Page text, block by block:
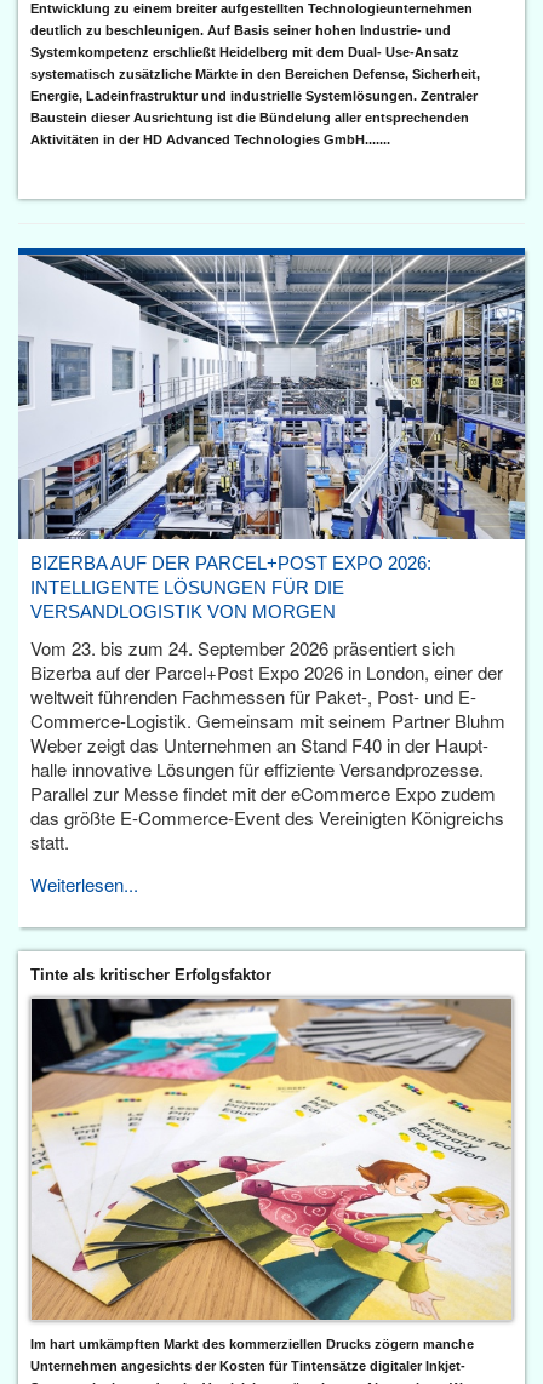
Entwicklung zu einem breiter aufgestellten Technologieunternehmen
deutlich zu beschleunigen. Auf Basis seiner hohen Industrie- und
Systemkompetenz erschließt Heidelberg mit dem Dual- Use-Ansatz
systematisch zusätzliche Märkte in den Bereichen Defense, Sicherheit,
Energie, Ladeinfrastruktur und industrielle Systemlösungen. Zentraler
Baustein dieser Ausrichtung ist die Bündelung aller entsprechenden
Aktivitäten in der HD Advanced Technologies GmbH.......
BIZERBA AUF DER PARCEL+POST EXPO 2026:
INTELLIGENTE LÖSUNGEN FÜR DIE
VERSANDLOGISTIK VON MORGEN
Vom 23. bis zum 24. September 2026 präsentiert sich
Bizerba auf der Parcel+Post Expo 2026 in London, einer der
weltweit führenden Fachmessen für Paket-, Post- und E-
Commerce-Logistik. Gemeinsam mit seinem Partner Bluhm
Weber zeigt das Unternehmen an Stand F40 in der Haupt­
halle innovative Lösungen für effiziente Versandprozesse.
Parallel zur Messe findet mit der eCommerce Expo zudem
das größte E-Commerce-Event des Vereinigten Königreichs
statt.
Weiterlesen...
Tinte als kritischer Erfolgsfaktor
Im hart umkämpften Markt des kommerziellen Drucks zögern manche
Unternehmen angesichts der Kosten für Tintensätze digitaler Inkjet-